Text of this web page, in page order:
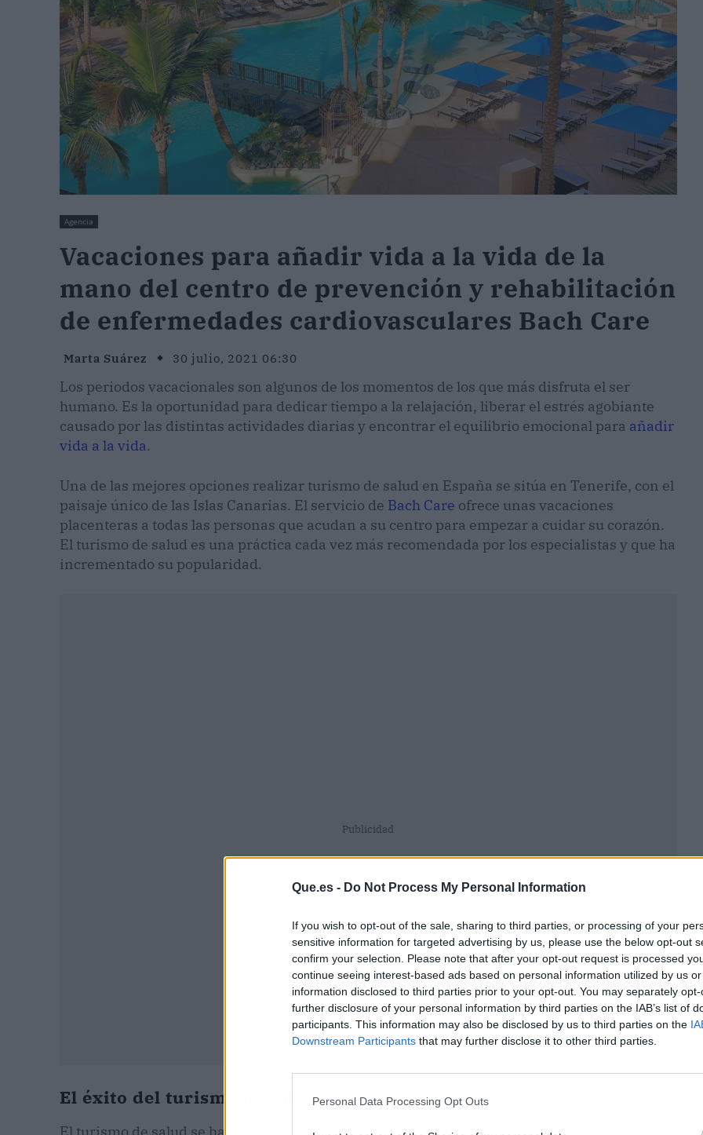
Que.es - Do Not Process My Personal Information
If you wish to opt-out of the sale, sharing to third parties, or processing of your
sensitive information for targeted advertising by us, please use the below opt-out
confirm your selection. Please note that after your opt-out request is processed
continue seeing interest-based ads based on personal information utilized by us
information disclosed to third parties prior to your opt-out. You may separately
further disclosure of your personal information by third parties on the IAB’s list of
participants. This information may also be disclosed by us to third parties on the
Downstream Participants that may further disclose it to other third parties.
Personal Data Processing Opt Outs
Agencia
Vacaciones para añadir vida a la vida de la
mano del centro de prevención y rehabilitación
de enfermedades cardiovasculares Bach Care
Marta Suárez 30 julio, 2021 06:30
Los periodos vacacionales son algunos de los momentos de los que más disfruta el ser
humano. Es la oportunidad para dedicar tiempo a la relajación, liberar el estrés agobiante
causado por las distintas actividades diarias y encontrar el equilibrio emocional para añadir
vida a la vida.
Una de las mejores opciones realizar turismo de salud en España se sitúa en Tenerife, con el
paisaje único de las Islas Canarias. El servicio de Bach Care ofrece unas vacaciones
placenteras a todas las personas que acudan a su centro para empezar a cuidar su corazón.
El turismo de salud es una práctica cada vez más recomendada por los especialistas y que ha
incrementado su popularidad.
Publicidad
El éxito del turismo de salud